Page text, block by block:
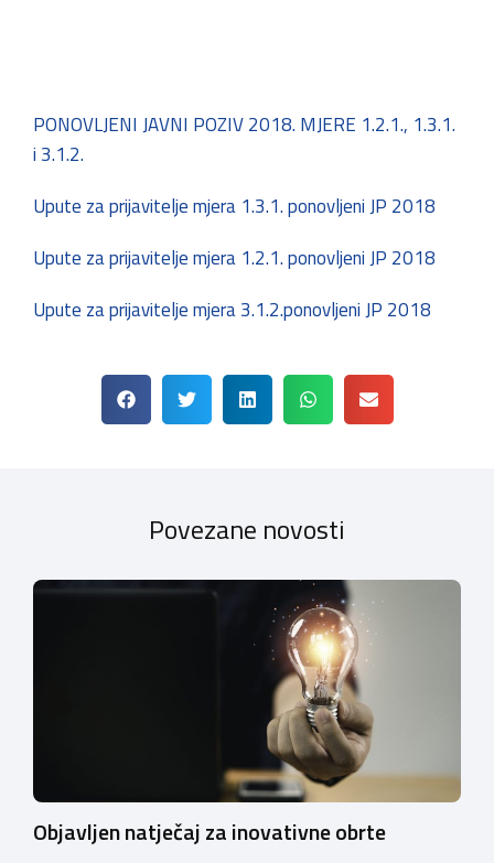
PONOVLJENI JAVNI POZIV 2018. MJERE 1.2.1., 1.3.1.
i 3.1.2.
Upute za prijavitelje mjera 1.3.1. ponovljeni JP 2018
Upute za prijavitelje mjera 1.2.1. ponovljeni JP 2018
Upute za prijavitelje mjera 3.1.2.ponovljeni JP 2018
Povezane novosti
Objavljen natječaj za inovativne obrte